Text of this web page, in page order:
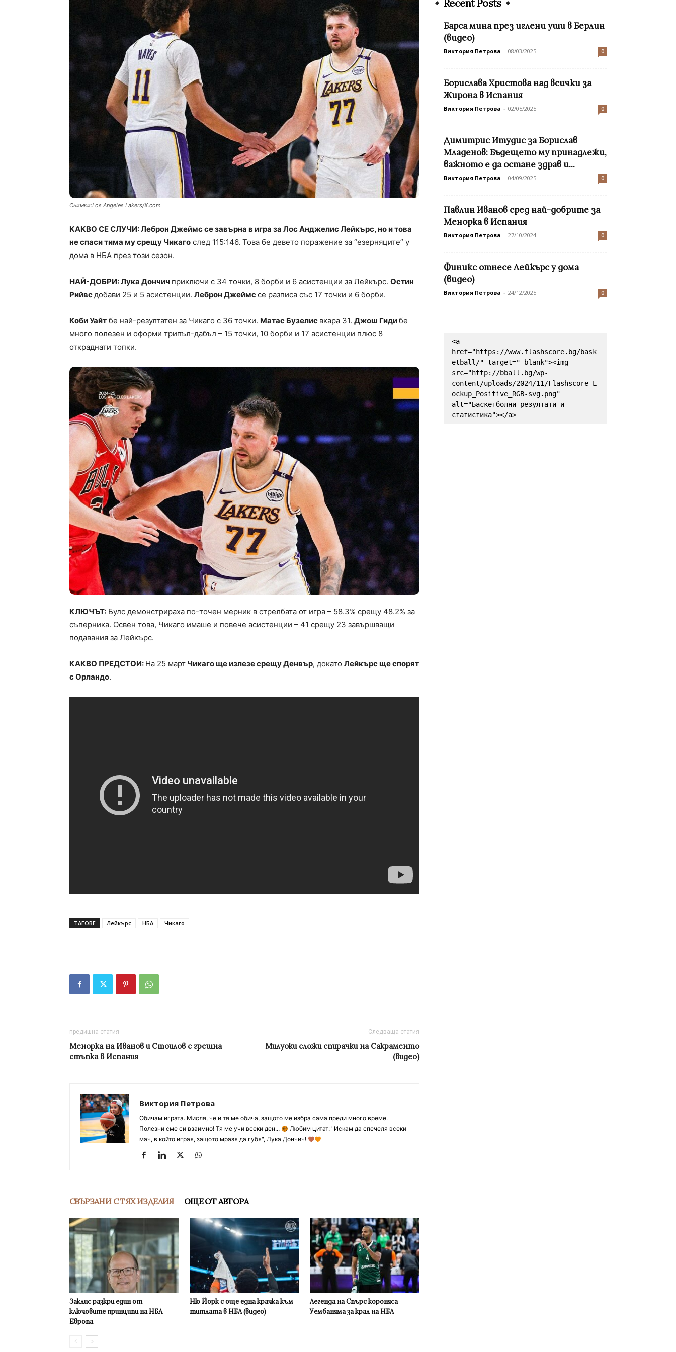
Снимки:Los Angeles Lakers/X.com
КАКВО СЕ СЛУЧИ: Леброн Джеймс се завърна в игра за Лос Анджелис Лейкърс, но и това
не спаси тима му срещу Чикаго след 115:146. Това бе девето поражение за “езерняците” у
дома в НБА през този сезон.
НАЙ-ДОБРИ: Лука Дончич приключи с 34 точки, 8 борби и 6 асистенции за Лейкърс. Остин
Рийвсдобави 25 и 5 асистенции. Леброн Джеймссе разписа със 17 точки и 6 борби.
Коби Уайт бе най-резултатен за Чикаго с 36 точки. Матас Бузелис вкара 31. Джош Гидибе
много полезен и оформи трипъл-дабъл – 15 точки, 10 борби и 17 асистенции плюс 8
откраднати топки.
КЛЮЧЪТ: Булс демонстрираха по-точен мерник в стрелбата от игра – 58.3% срещу 48.2% за
съперника. Освен това, Чикаго имаше и повече асистенции – 41 срещу 23 завършващи
подавания за Лейкърс.
КАКВО ПРЕДСТОИ: На 25 март Чикаго ще излезе срещу Денвър, докато Лейкърс ще спорят
с Орландо.
ТАГОВЕ Лейкърс НБА Чикаго
предишна статия
Менорка на Иванов и Стоилов с грешна
стъпка в Испания
Следваща статия
Милуоки сложи спирачки на Сакраменто
(видео)
Виктория Петрова
Обичам играта. Мисля, че и тя ме обича, защото ме избра сама преди много време.
Полезни сме си взаимно! Тя ме учи всеки ден...
Любим цитат: "Искам да спечеля всеки
мач, в който играя, защото мразя да губя", Лука Дончич!
СВЪРЗАНИ С ТЯХ ИЗДЕЛИЯ ОЩЕ ОТ АВТОРА
Заклис разкри един от
ключовите принципи на НБА
Европа
Ню Йорк с още една крачка към
титлата в НБА (видео)
Легенда на Спърс короняса
Уембаняма за крал на НБА
Recent Posts
Барса мина през иглени уши в Берлин
(видео)
Виктория Петрова - 08/03/2025 0
Борислава Христова над всички за
Жирона в Испания
Виктория Петрова - 02/05/2025 0
Димитрис Итудис за Борислав
Младенов: Бъдещето му принадлежи,
важното е да остане здрав и...
Виктория Петрова - 04/09/2025 0
Павлин Иванов сред най-добрите за
Менорка в Испания
Виктория Петрова - 27/10/2024 0
Финикс отнесе Лейкърс у дома
(видео)
Виктория Петрова - 24/12/2025 0
<a
href="https://www.flashscore.bg/bask
etball/" target="_blank"><img
src="http://bball.bg/wp-
content/uploads/2024/11/Flashscore_L
ockup_Positive_RGB-svg.png"
alt="Баскетболни резултати и
статистика"></a>